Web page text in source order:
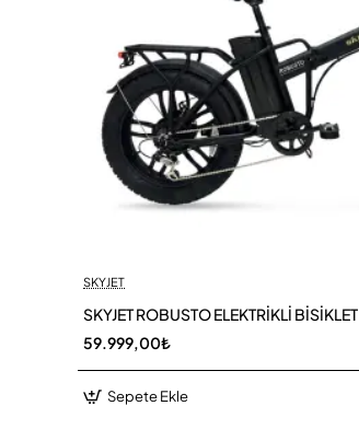
SKYJET
SKYJET ROBUSTO ELEKTRİKLİ BİSİKLET
59.999,00₺
Sepete Ekle